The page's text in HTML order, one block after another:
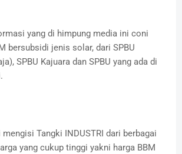
yang di himpung media ini coni
bersubsidi jenis solar, dari SPBU
SPBU Kajuara dan SPBU yang ada di
Tangki INDUSTRI dari berbagai
yang cukup tinggi yakni harga BBM